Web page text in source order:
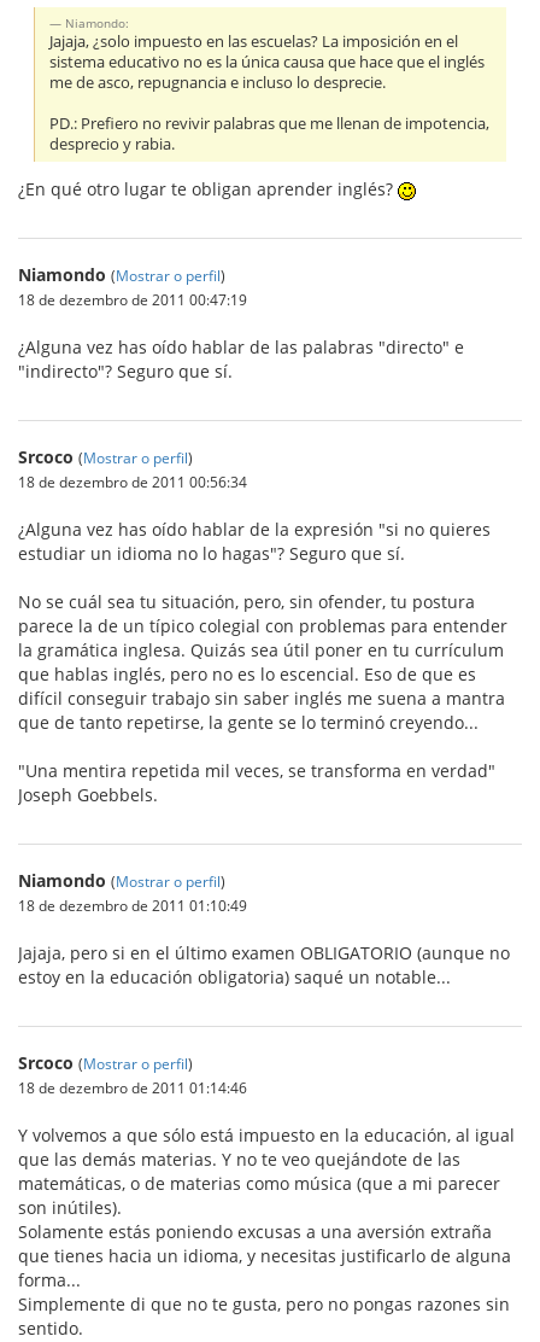
Niamondo:
Jajaja, ¿solo impuesto en las escuelas? La imposición en el
sistema educativo no es la única causa que hace que el inglés
me de asco, repugnancia e incluso lo desprecie.
PD.: Prefiero no revivir palabras que me llenan de impotencia,
desprecio y rabia.
¿En qué otro lugar te obligan aprender inglés?
Niamondo (Mostrar o perfil)
18 de dezembro de 2011 00:47:19
¿Alguna vez has oído hablar de las palabras "directo" e
"indirecto"? Seguro que sí.
Srcoco (Mostrar o perfil)
18 de dezembro de 2011 00:56:34
¿Alguna vez has oído hablar de la expresión "si no quieres
estudiar un idioma no lo hagas"? Seguro que sí.
No se cuál sea tu situación, pero, sin ofender, tu postura
parece la de un típico colegial con problemas para entender
la gramática inglesa. Quizás sea útil poner en tu currículum
que hablas inglés, pero no es lo escencial. Eso de que es
difícil conseguir trabajo sin saber inglés me suena a mantra
que de tanto repetirse, la gente se lo terminó creyendo...
"Una mentira repetida mil veces, se transforma en verdad"
Joseph Goebbels.
Niamondo (Mostrar o perfil)
18 de dezembro de 2011 01:10:49
Jajaja, pero si en el último examen OBLIGATORIO (aunque no
estoy en la educación obligatoria) saqué un notable...
Srcoco (Mostrar o perfil)
18 de dezembro de 2011 01:14:46
Y volvemos a que sólo está impuesto en la educación, al igual
que las demás materias. Y no te veo quejándote de las
matemáticas, o de materias como música (que a mi parecer
son inútiles).
Solamente estás poniendo excusas a una aversión extraña
que tienes hacia un idioma, y necesitas justificarlo de alguna
forma...
Simplemente di que no te gusta, pero no pongas razones sin
sentido.